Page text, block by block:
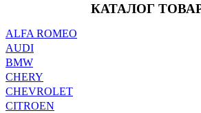
КАТАЛОГ
ALFA ROMEO
AUDI
BMW
CHERY
CHEVROLET
CITROEN